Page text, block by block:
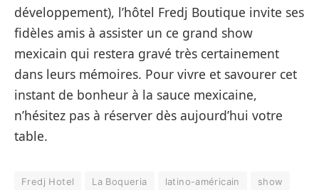
développement), l’hôtel Fredj Boutique invite ses
fidèles amis à assister un ce grand show
mexicain qui restera gravé très certainement
dans leurs mémoires. Pour vivre et savourer cet
instant de bonheur à la sauce mexicaine,
n’hésitez pas à réserver dès aujourd’hui votre
table.
Fredj Hotel La Boqueria latino-américain show